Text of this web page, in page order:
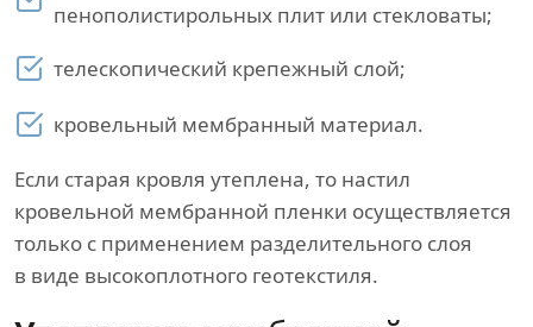
пенополистирольных плит или стекловаты;
телескопический крепежный слой;
кровельный мембранный материал.
Если старая кровля утеплена, то настил
кровельной мембранной пленки осуществляется
только с применением разделительного слоя
в виде высокоплотного геотекстиля.